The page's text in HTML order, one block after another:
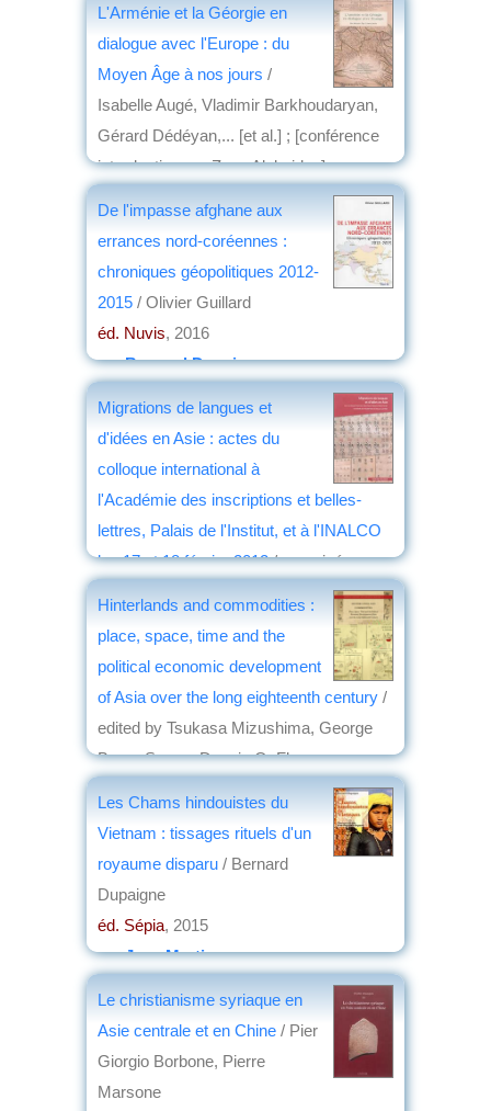
L'Arménie et la Géorgie en
dialogue avec l'Europe : du
Moyen Âge à nos jours /
Isabelle Augé, Vladimir Barkhoudaryan,
Gérard Dédéyan,... [et al.] ; [conférence
introductive par Zaza Aleksidze] ;
De l'impasse afghane aux
errances nord-coréennes :
chroniques géopolitiques 2012-
2015 / Olivier Guillard
éd. Nuvis, 2016
parBernard Dupaigne
Migrations de langues et
d'idées en Asie : actes du
colloque international à
l'Académie des inscriptions et belles-
lettres, Palais de l'Institut, et à l'INALCO
les 17 et 18 février 2012/ organisé par
l'Académie des inscriptions et belles-
lettres, la Société asiatique et l'INALCO ;
Jean-Louis Bacqué-Grammont, Pierre-
Sylvain Filliozat et Michel Zink éd.
parBernard Dupaigne
Hinterlands and commodities :
place, space, time and the
political economic development
of Asia over the long eighteenth century /
edited by Tsukasa Mizushima, George
Bryan Souza, Dennis O. Flynn
Les Chams hindouistes du
Vietnam : tissages rituels d'un
royaume disparu / Bernard
Dupaigne
éd. Sépia, 2015
parJean Martin
Le christianisme syriaque en
Asie centrale et en Chine / Pier
Giorgio Borbone, Pierre
Marsone